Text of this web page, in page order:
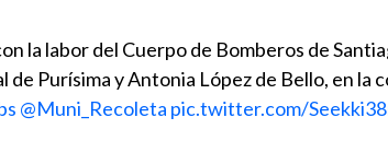
la labor del Cuerpo de Bomberos de
de Purísima y Antonia López de Bello, en la
@Muni_Recoleta pic.twitter.com/